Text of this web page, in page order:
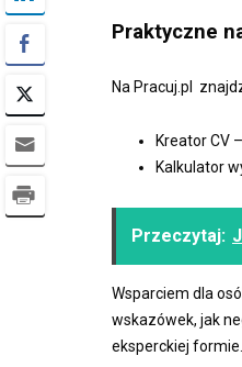
Praktyczne
Na Pracuj.pl
Kreator CV
Kalkulator
Przeczytaj:
Wsparciem dla
wskazówek, jak
eksperckiej formie.